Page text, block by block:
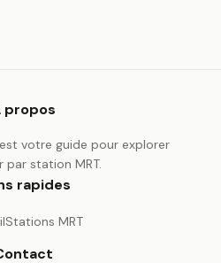
propos
votre guide pour explorer
par station MRT.
rapides
Stations MRT